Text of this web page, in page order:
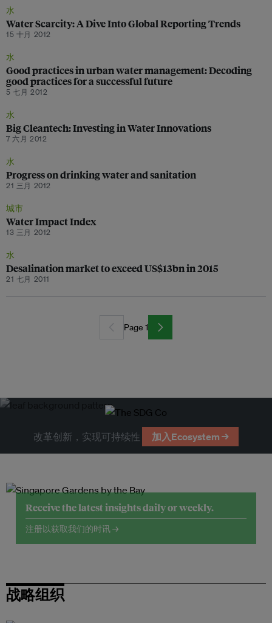
水
Water Scarcity: A Dive Into Global Reporting Trends
15 十月 2012
水
Good practices in urban water management: Decoding
good practices for a successful future
5 七月 2012
水
Big Cleantech: Investing in Water Innovations
7 六月 2012
水
Progress on drinking water and sanitation
21 三月 2012
城市
Water Impact Index
13 三月 2012
水
Desalination market to exceed US$13bn in 2015
21 七月 2011
Page 1
改革创新，实现可持续性 加入Ecosystem →
Receive the latest insights daily or weekly.
注册以获取我们的时讯 →
战略组织